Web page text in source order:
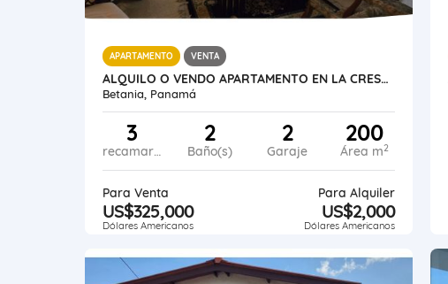
APARTAMENTO VENTA
ALQUILO O VENDO APARTAMENTO EN LA CRESTA
Betania, Panamá
3
recamaras
2
Baño(s)
2
Garaje
200
Área m2
Para Venta
US$325,000
Dólares Americanos
Para Alquiler
US$2,000
Dólares Americanos